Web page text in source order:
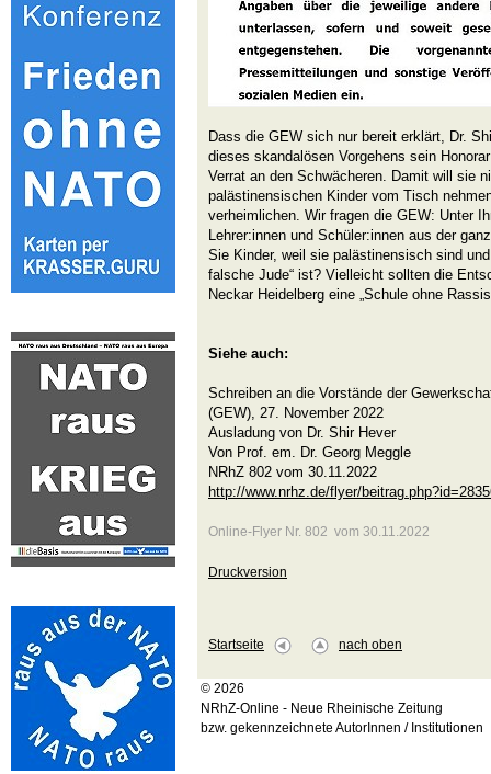
Dass die GEW sich nur bereit erklärt, Dr.
dieses skandalösen Vorgehens sein
Verrat an den Schwächeren. Damit will sie
palästinensischen Kinder vom Tisch
verheimlichen. Wir fragen die GEW: Unter
Lehrer:innen und Schüler:innen aus der
Sie Kinder, weil sie palästinensisch sind
falsche Jude“ ist? Vielleicht sollten die
Neckar Heidelberg eine „Schule ohne
Siehe auch:
Schreiben an die Vorstände der
(GEW), 27. November 2022
Ausladung von Dr. Shir Hever
Von Prof. em. Dr. Georg Meggle
NRhZ 802 vom 30.11.2022
http://www.nrhz.de/flyer/
Online-Flyer Nr. 802 vom 30.11.2022
Druckversion
Startseite nach oben
© 2026
NRhZ-Online - Neue Rheinische Zeitung
bzw. gekennzeichnete AutorInnen / Institutionen